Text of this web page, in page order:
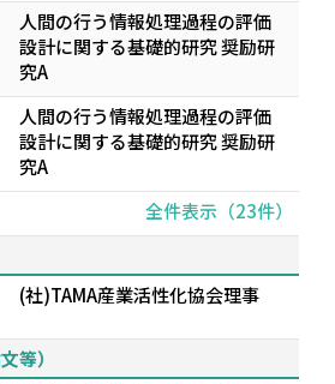
人間の行う情報処理過程の評価
設計に関する基礎的研究 奨励研
究A
人間の行う情報処理過程の評価
設計に関する基礎的研究 奨励研
究A
全件表示（23件）
(社)TAMA産業活性化協会理事
等）